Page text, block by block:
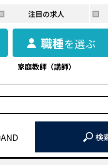
注目の求人
職種を選ぶ
家庭教師（講師）
AND 検